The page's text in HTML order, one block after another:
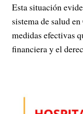
Esta situación
sistema de salud
medidas efectivas
financiera y el